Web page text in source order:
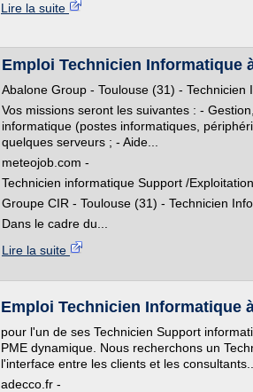
Lire la suite
Emploi Technicien Informatique
Abalone Group - Toulouse (31) - Technicien
Vos missions seront les suivantes : -
informatique (postes informatiques,
quelques serveurs ; - Aide...
meteojob.com -
Technicien informatique Support /
Groupe CIR - Toulouse (31) - Technicien
Dans le cadre du...
Lire la suite
Emploi Technicien Informatique
pour l'un de ses Technicien Support
PME dynamique. Nous recherchons un
l'interface entre les clients et les consultants...
adecco.fr -